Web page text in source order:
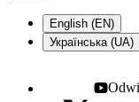
English (EN)
Українська (UA)
Youtube -